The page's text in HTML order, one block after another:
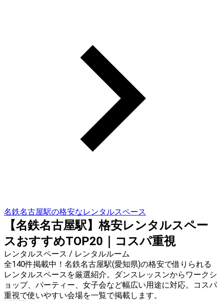
名鉄名古屋駅の格安なレンタルスペース
【名鉄名古屋駅】格安レンタルスペー
スおすすめTOP20｜コスパ重視
レンタルスペース / レンタルルーム
全140件掲載中！名鉄名古屋駅(愛知県)の格安で借りられる
レンタルスペースを厳選紹介。ダンスレッスンからワークシ
ョップ、パーティー、女子会など幅広い用途に対応。コスパ
重視で使いやすい会場を一覧で掲載します。